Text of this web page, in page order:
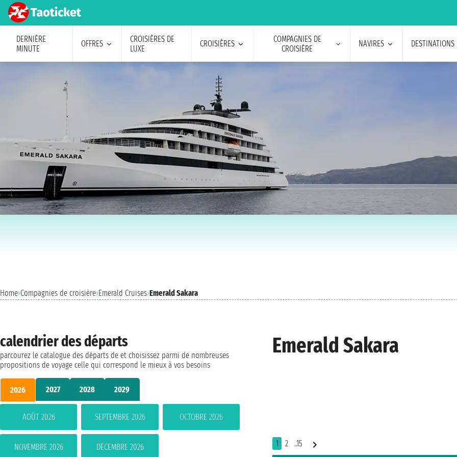
DERNIÈRE
MINUTE
OFFRES
CROISIÈRES DE
LUXE
CROISIÈRES
COMPAGNIES DE
CROISIÈRE
NAVIRES DESTINATIONS
Home›Compagnies de croisière›Emerald Cruises›Emerald Sakara
Emerald Sakara
1 2 ..15
calendrier des départs
parcourez le catalogue des départs de et choisissez parmi de nombreuses
propositions de voyage celle qui correspond le mieux à vos besoins
2026 2027 2028 2029
AOÛT 2026 SEPTEMBRE 2026 OCTOBRE 2026
NOVEMBRE 2026 DÉCEMBRE 2026